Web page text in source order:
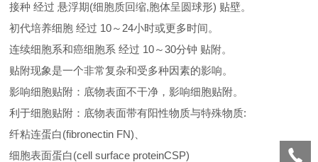
接种 经过 悬浮期(细胞质回缩,胞体呈圆球形) 贴壁。
初代培养细胞 经过 10～24小时或更多时间。
连续细胞系和癌细胞系 经过 10～30分钟 贴附。
贴附现象是一个非常复杂和受多种因素的影响。
影响细胞贴附：底物表面不干净，影响细胞贴附。
利于细胞贴附：底物表面带有阳性物质与特殊物质:
纤粘连蛋白(fibronectin FN)、
细胞表面蛋白(cell surface proteinCSP)